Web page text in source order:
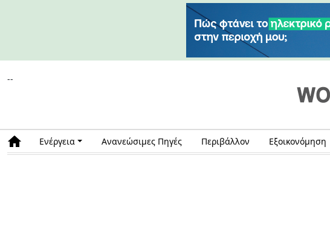
--
Ενέργεια Ανανεώσιμες Πηγές Περιβάλλον Εξοικονόμηση